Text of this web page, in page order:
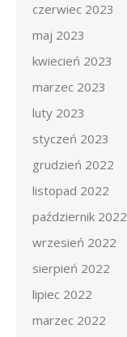
czerwiec 2023
maj 2023
kwiecień 2023
marzec 2023
luty 2023
styczeń 2023
grudzień 2022
listopad 2022
październik 2022
wrzesień 2022
sierpień 2022
lipiec 2022
marzec 2022